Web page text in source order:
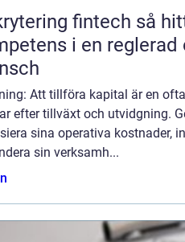
fintech så hittar bolag rätt
i en
Att tillföra kapital är en
efter tillväxt och utvidgning.
sina operativa kostnader,
sin verksamh...